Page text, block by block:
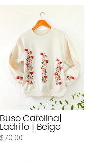
Buso Carolina|
Ladrillo | Beige
$70.00